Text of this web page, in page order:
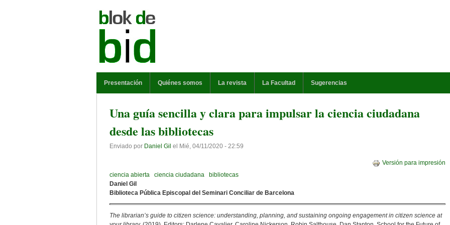
Presentación Quiénes somos La revista La Facultad Sugerencias
Una guía sencilla y clara para impulsar la ciencia ciudadana
desde las bibliotecas
Enviado por Daniel Gil el Mié, 04/11/2020 - 22:59
Versión para impresión
ciencia abierta
ciencia ciudadana
bibliotecas
Daniel Gil
Biblioteca Pública Episcopal del Seminari Conciliar de Barcelona
The librarian’s guide to citizen science: understanding, planning, and sustaining ongoing engagement in citizen science at